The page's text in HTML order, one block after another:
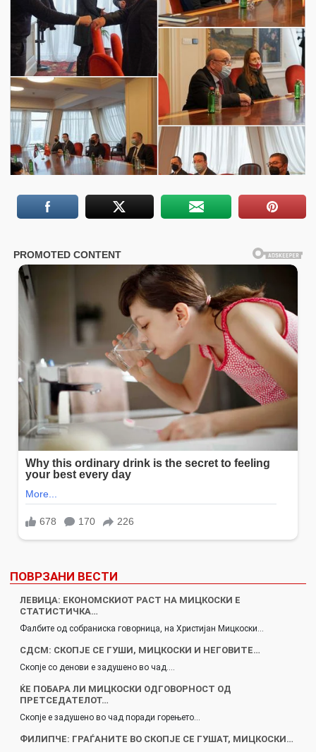
ПОВРЗАНИ ВЕСТИ
ЛЕВИЦА: ЕКОНОМСКИОТ РАСТ НА МИЦКОСКИ Е
СТАТИСТИЧКА…
Фалбите од собраниска говорница, на Христијан Мицкоски…
СДСМ: СКОПЈЕ СЕ ГУШИ, МИЦКОСКИ И НЕГОВИТЕ…
Скопје со денови е задушено во чад.…
ЌЕ ПОБАРА ЛИ МИЦКОСКИ ОДГОВОРНОСТ ОД
ПРЕТСЕДАТЕЛОТ…
Скопје е задушено во чад поради горењето…
ФИЛИПЧЕ: ГРАЃАНИТЕ ВО СКОПЈЕ СЕ ГУШАТ, МИЦКОСКИ…